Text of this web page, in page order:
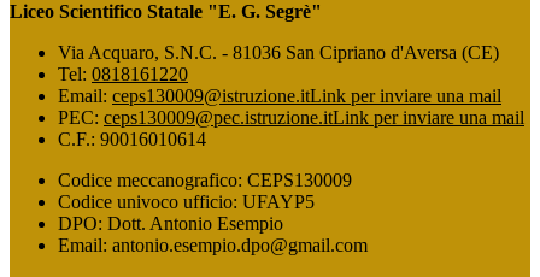
Liceo Scientifico Statale "E. G. Segrè"
Via Acquaro, S.N.C. - 81036 San Cipriano d'Aversa (CE)
Tel: 0818161220
Email: ceps130009@istruzione.itLink per inviare una mail
PEC: ceps130009@pec.istruzione.itLink per inviare una mail
C.F.: 90016010614
Codice meccanografico: CEPS130009
Codice univoco ufficio: UFAYP5
DPO: Dott. Antonio Esempio
Email: antonio.esempio.dpo@gmail.com